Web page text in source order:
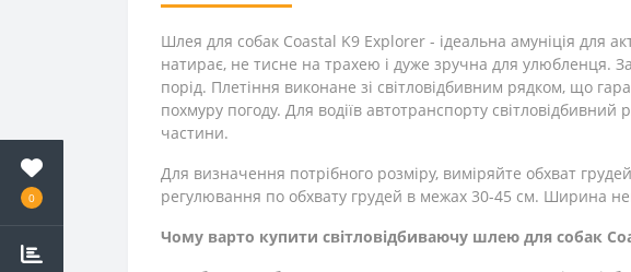
0
Шлея для собак Coastal K9 Explorer - ідеальна амуніція для
натирає, не тисне на трахею і дуже зручна для улюбленця.
порід. Плетіння виконане зі світловідбивним рядком, що
похмуру погоду. Для водіїв автотранспорту
частини.
Для визначення потрібного розміру, виміряйте обхват
регулювання по обхвату грудей в межах 30-45 см. Ширина
Чому варто купити світловідбиваючу шлею для собак